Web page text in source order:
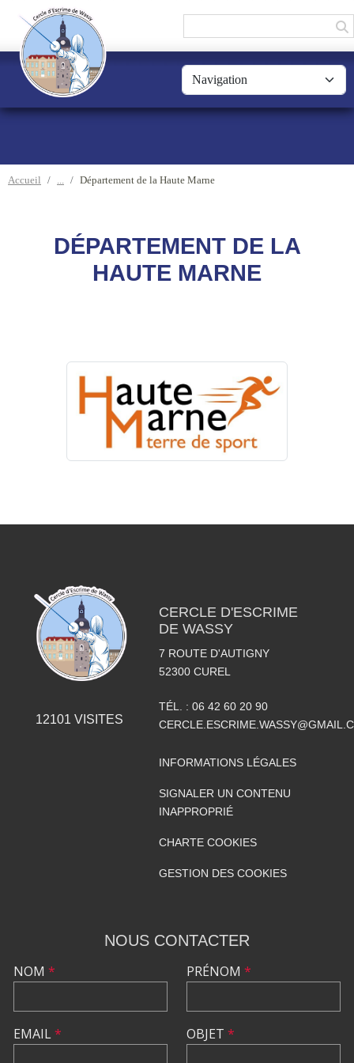
Accueil Département de la Haute Marne
DÉPARTEMENT DE LA
HAUTE MARNE
12101 VISITES
CERCLE D'ESCRIME
DE WASSY
7 ROUTE D'AUTIGNY
52300 CUREL
TÉL. : 06 42 60 20 90
INFORMATIONS LÉGALES
SIGNALER UN CONTENU
INAPPROPRIÉ
CHARTE COOKIES
GESTION DES COOKIES
NOUS CONTACTER
NOM *
EMAIL*
PRÉNOM *
OBJET *
Panneau de gestion des cookies